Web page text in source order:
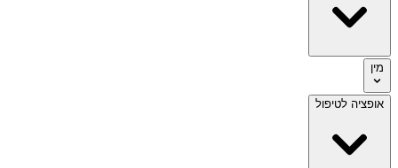
מין
אופציה לטיפול